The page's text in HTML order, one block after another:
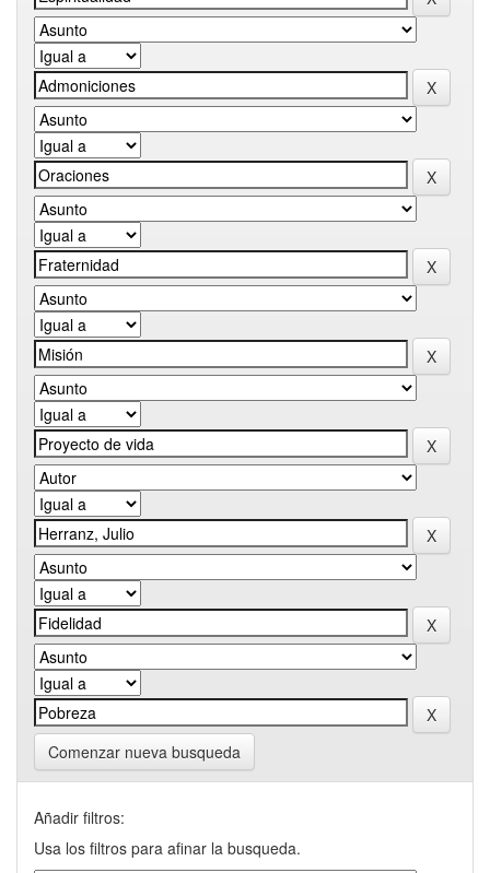
Comenzar nueva busqueda
Añadir filtros:
Usa los filtros para afinar la busqueda.